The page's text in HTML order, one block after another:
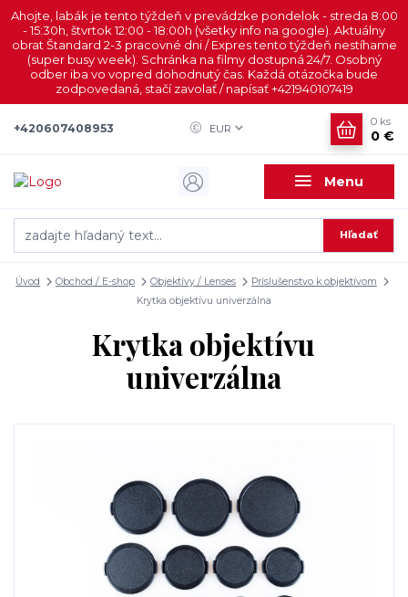
Ahojte, labák je tento týždeň v prevádzke pondelok - streda 8:00
- 15:30h, štvrtok 12:00 - 18:00h (všetky info na google). Aktuálny
obrat Štandard 2-3 pracovné dni / Expres tento týždeň nestíhame
(super busy week). Schránka na filmy dostupná 24/7. Osobný
odber iba vo vopred dohodnutý čas. Každá otázočka bude
zodpovedaná, stačí zavolať / napísať +421940107419
Menu
EUR
Hľadať
+420607408953
0 ks
0 €
Úvod Obchod / E-shop Objektívy / Lenses
Príslušenstvo k objektívom
Krytka objektívu univerzálna
Krytka objektívu
univerzálna